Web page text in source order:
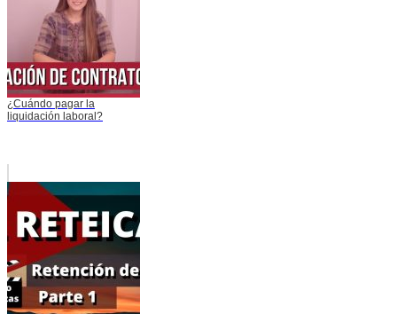
¿Cuándo pagar la
liquidación laboral?